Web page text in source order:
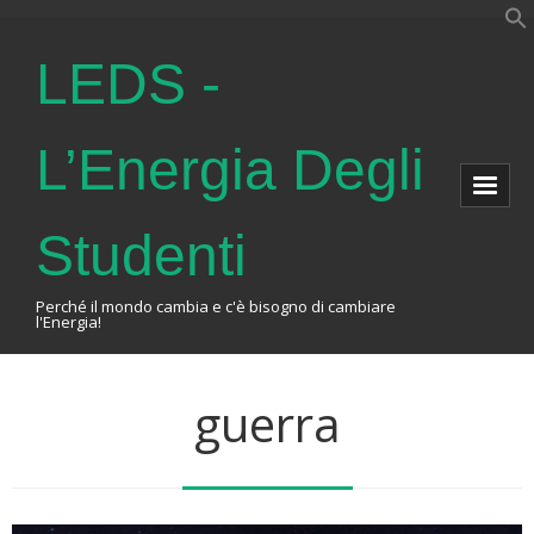
LEDS -
L’Energia Degli
Studenti
Perché il mondo cambia e c'è bisogno di cambiare
l'Energia!
The Association
guerra